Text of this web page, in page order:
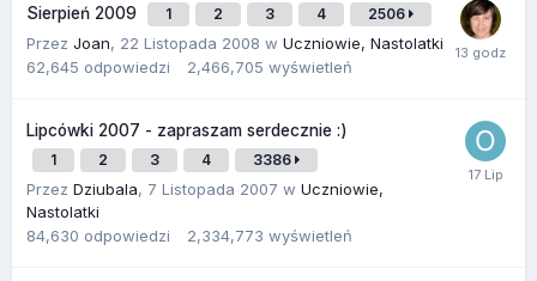
Sierpień 2009 1 2 3 4 2506
Przez Joan, 22 Listopada 2008 w Uczniowie, Nastolatki
62,645 odpowiedzi 2,466,705 wyświetleń
Lipcówki 2007 - zapraszam serdecznie :)
1 2 3 4 3386
Przez Dziubala, 7 Listopada 2007 w Uczniowie,
Nastolatki
84,630 odpowiedzi 2,334,773 wyświetleń